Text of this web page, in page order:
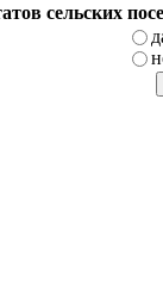
сельских